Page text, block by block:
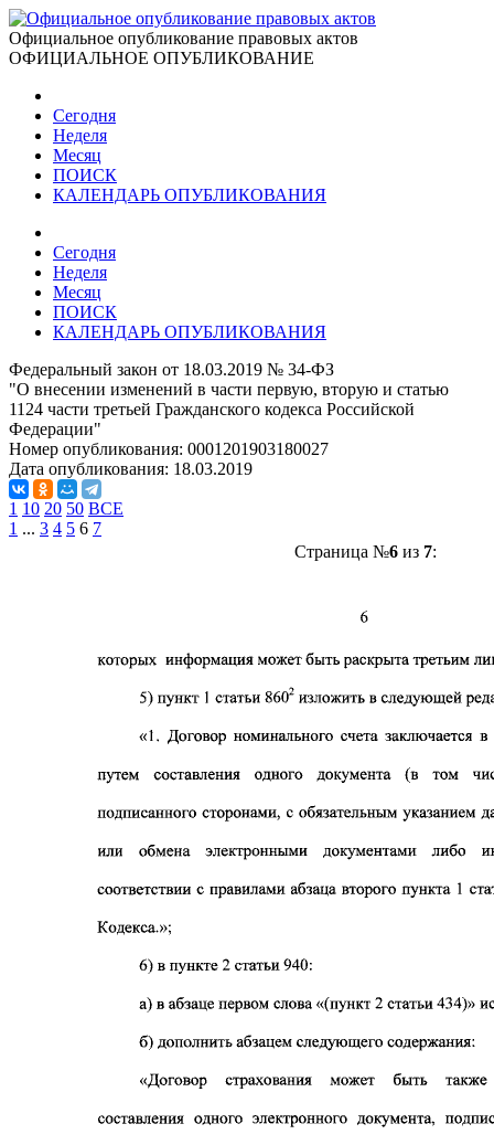
Официальное опубликование правовых актов
ОФИЦИАЛЬНОЕ ОПУБЛИКОВАНИЕ
Сегодня
Неделя
Месяц
ПОИСК
КАЛЕНДАРЬ ОПУБЛИКОВАНИЯ
Сегодня
Неделя
Месяц
ПОИСК
КАЛЕНДАРЬ ОПУБЛИКОВАНИЯ
Федеральный закон от 18.03.2019 № 34-ФЗ
"О внесении изменений в части первую, вторую и статью
1124 части третьей Гражданского кодекса Российской
Федерации"
Номер опубликования: 0001201903180027
Дата опубликования: 18.03.2019
1 10 20 50 ВСЕ
1 ... 3 4 5 6 7
Страница №6из 7: